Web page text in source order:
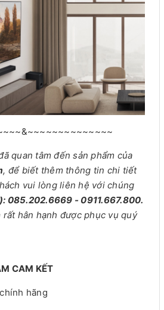
quan tâm đến sản phẩm của
, để biết thêm thông tin chi tiết
vui lòng liên hệ với chúng
085.202.6669 - 0911.667.800.
hân hạnh được phục vụ quý
CAM KẾT
hãng